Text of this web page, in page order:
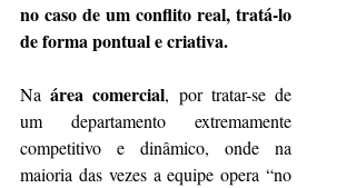
no caso de um conflito real, tratá-lo
de forma pontual e criativa.
Na área comercial, por tratar-se de
um departamento extremamente
competitivo e dinâmico, onde na
maioria das vezes a equipe opera “no